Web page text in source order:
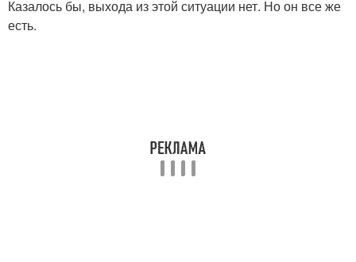
Казалось бы, выхода из этой ситуации нет. Но он все же
есть.